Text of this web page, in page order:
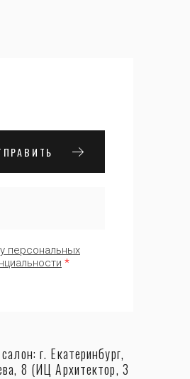
персональных
*
г. Екатеринбург,
8 (ИЦ Архитектор, 3